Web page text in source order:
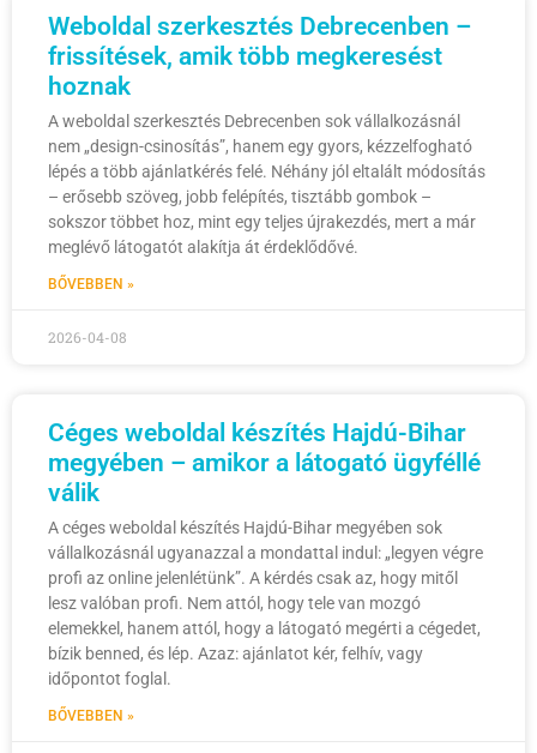
Weboldal szerkesztés Debrecenben –
frissítések, amik több megkeresést
hoznak
A weboldal szerkesztés Debrecenben sok vállalkozásnál
nem „design-csinosítás”, hanem egy gyors, kézzelfogható
lépés a több ajánlatkérés felé. Néhány jól eltalált módosítás
– erősebb szöveg, jobb felépítés, tisztább gombok –
sokszor többet hoz, mint egy teljes újrakezdés, mert a már
meglévő látogatót alakítja át érdeklődővé.
BŐVEBBEN »
2026-04-08
Céges weboldal készítés Hajdú-Bihar
megyében – amikor a látogató ügyféllé
válik
A céges weboldal készítés Hajdú-Bihar megyében sok
vállalkozásnál ugyanazzal a mondattal indul: „legyen végre
profi az online jelenlétünk”. A kérdés csak az, hogy mitől
lesz valóban profi. Nem attól, hogy tele van mozgó
elemekkel, hanem attól, hogy a látogató megérti a cégedet,
bízik benned, és lép. Azaz: ajánlatot kér, felhív, vagy
időpontot foglal.
BŐVEBBEN »